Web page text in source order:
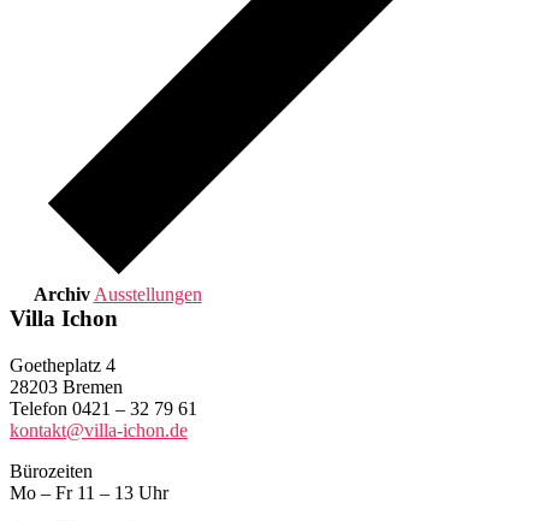
Archiv Ausstellungen
Villa Ichon
Goetheplatz 4
28203 Bremen
Telefon 0421 – 32 79 61
kontakt@villa-ichon.de
Bürozeiten
Mo – Fr 11 – 13 Uhr